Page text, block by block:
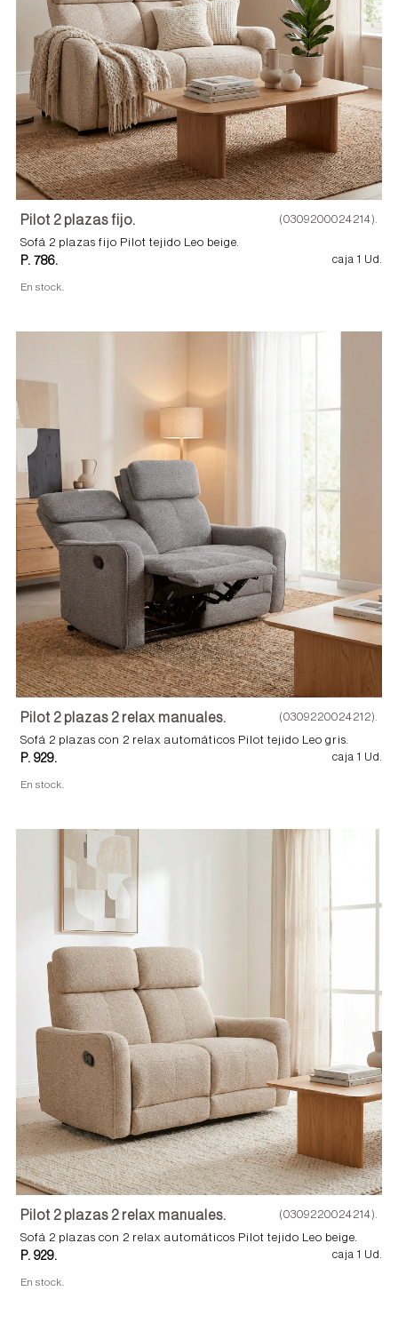
Pilot 2 plazas fijo. (0309200024214).
Sofá 2 plazas fijo Pilot tejido Leo beige.
P. 786. caja 1 Ud.
En stock.
Pilot 2 plazas 2 relax manuales. (0309220024212).
Sofá 2 plazas con 2 relax automáticos Pilot tejido Leo gris.
P. 929. caja 1 Ud.
En stock.
Pilot 2 plazas 2 relax manuales. (0309220024214).
Sofá 2 plazas con 2 relax automáticos Pilot tejido Leo beige.
P. 929. caja 1 Ud.
En stock.